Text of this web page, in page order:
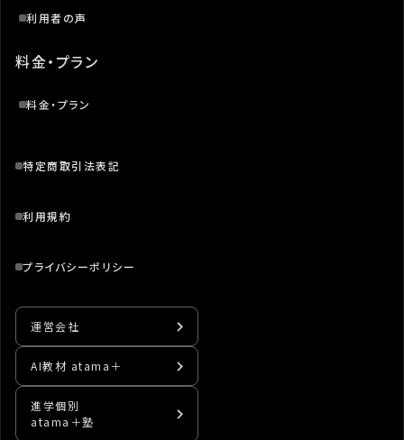
利用者の声
料金・プラン
料金・プラン
特定商取引法表記
利用規約
プライバシーポリシー
運営会社
AI教材 atama＋
進学個別
atama＋塾